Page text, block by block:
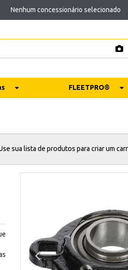
Nenhum concessionário selecionado
FLEETPRO®
sua lista de produtos para criar um